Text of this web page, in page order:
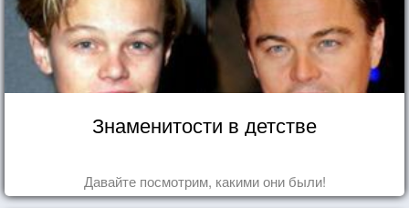
Знаменитости в детстве
Давайте посмотрим, какими они были!